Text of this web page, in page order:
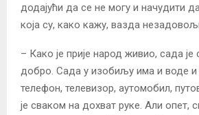
додајући да се не могу и начудити
која су, како кажу, вазда
– Како је прије народ живио, сада је
добро. Сада у изобиљу има и воде и
телефон, телевизор, аутомобил,
је сваком на дохват руке. Али опет,